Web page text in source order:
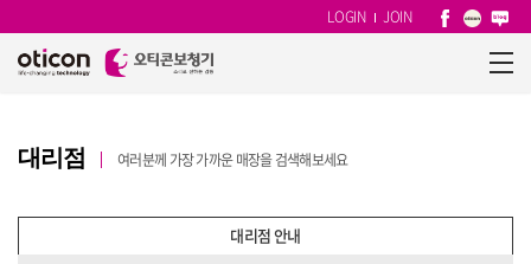
LOGIN JOIN
대리점 여러분께 가장 가까운 매장을 검색해보세요
대리점 안내